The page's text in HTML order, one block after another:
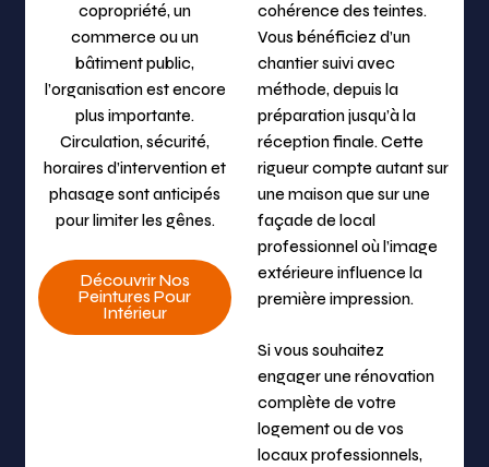
copropriété, un
commerce ou un
bâtiment public,
l’organisation est encore
plus importante.
Circulation, sécurité,
horaires d’intervention et
phasage sont anticipés
pour limiter les gênes.
Découvrir Nos
Peintures Pour
Intérieur
cohérence des teintes.
Vous bénéficiez d’un
chantier suivi avec
méthode, depuis la
préparation jusqu’à la
réception finale. Cette
rigueur compte autant sur
une maison que sur une
façade de local
professionnel où l’image
extérieure influence la
première impression.
Si vous souhaitez
engager une rénovation
complète de votre
logement ou de vos
locaux professionnels,